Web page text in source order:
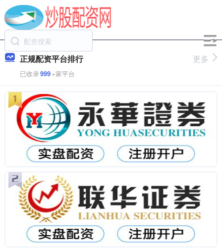
正规配资平台排行
已收录999+家平台
更多